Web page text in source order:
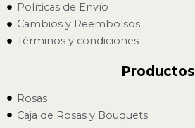
Políticas de Envío
Cambios y Reembolsos
Términos y condiciones
Productos
Rosas
Caja de Rosas y Bouquets